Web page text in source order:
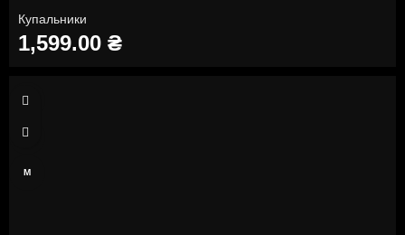
Купальники
1,599.00 ₴
XS
S
M